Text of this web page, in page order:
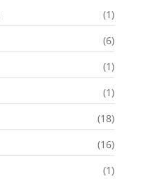
(1)
(6)
(1)
(1)
(18)
(16)
(1)